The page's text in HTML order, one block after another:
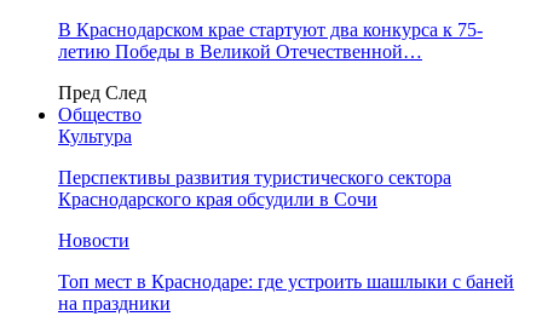
В Краснодарском крае стартуют два конкурса к 75-
летию Победы в Великой Отечественной…
Пред След
Общество
Культура
Перспективы развития туристического сектора
Краснодарского края обсудили в Сочи
Новости
Топ мест в Краснодаре: где устроить шашлыки с баней
на праздники